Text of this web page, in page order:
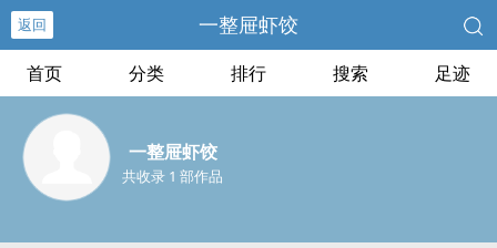
返回 一整屉虾饺
首页 分类 排行 搜索 足迹
一整屉虾饺
共收录 1 部作品